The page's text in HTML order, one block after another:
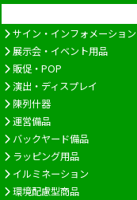
サイン・インフォメーション
展示会・イベント用品
販促・POP
演出・ディスプレイ
陳列什器
運営備品
バックヤード備品
ラッピング用品
イルミネーション
環境配慮型商品